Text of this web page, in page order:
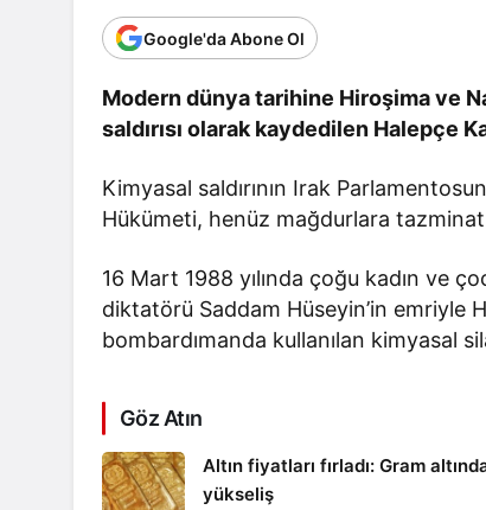
Google'da Abone Ol
Modern dünya tarihine Hiroşima ve
saldırısı olarak kaydedilen Halepçe
Kimyasal saldırının Irak
Hükümeti, henüz mağdurlara
16 Mart 1988 yılında çoğu kadın ve
diktatörü Saddam Hüseyin’in emriyle
bombardımanda kullanılan kimyasal
Göz Atın
Altın fiyatları fırladı: Gram
yükseliş